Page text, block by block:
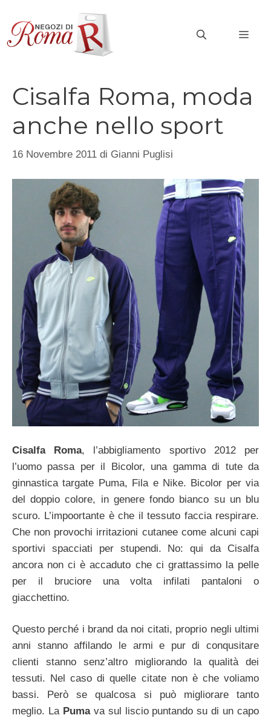
contenuto
Cisalfa Roma, moda
anche nello sport
16 Novembre 2011 di Gianni Puglisi
Cisalfa Roma, l’abbigliamento sportivo 2012 per
l’uomo passa per il Bicolor, una gamma di tute da
ginnastica targate Puma, Fila e Nike. Bicolor per via
del doppio colore, in genere fondo bianco su un blu
scuro. L’impoortante è che il tessuto faccia respirare.
Che non provochi irritazioni cutanee come alcuni capi
sportivi spacciati per stupendi. No: qui da Cisalfa
ancora non ci è accaduto che ci grattassimo la pelle
per il bruciore una volta infilati pantaloni o
giacchettino.
Questo perché i brand da noi citati, proprio negli ultimi
anni stanno affilando le armi e pur di conqusitare
clienti stanno senz’altro migliorando la qualità dei
tessuti. Nel caso di quelle citate non è che voliamo
bassi. Però se qualcosa si può migliorare tanto
meglio. La Pumava sul liscio puntando su di un capo